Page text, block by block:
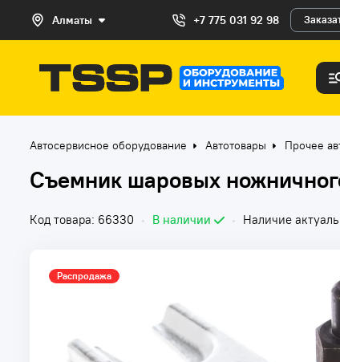
Алматы +7 775 031 92 98
Автосервисное оборудование Автотовары Прочее
Съемник шаровых
Код товара: 66330 • В наличии • Наличие
Распродажа